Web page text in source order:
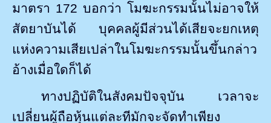
มาตรา 172 บอกว่า โมฆะกรรมนั้นไม่อาจให้
สัตยาบันได้ บุคคลผู้มีส่วนได้เสียจะยกเหตุ
แห่งความเสียเปล่าในโมฆะกรรมนั้นขึ้นกล่าว
อ้างเมื่อใดก็ได้
ทางปฏิบัติในสังคมปัจจุบัน เวลาจะ
เปลี่ยนผู้ถือหุ้นแต่ละทีมักจะจัดทำเพียง